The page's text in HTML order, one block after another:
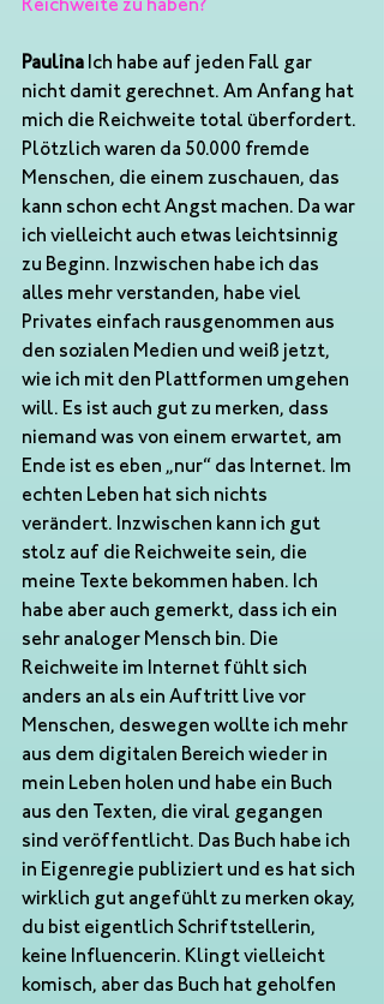
Reichweite zu haben?
Paulina Ich habe auf jeden Fall gar
nicht damit gerechnet. Am Anfang hat
mich die Reichweite total überfordert.
Plötzlich waren da 50.000 fremde
Menschen, die einem zuschauen, das
kann schon echt Angst machen. Da war
ich vielleicht auch etwas leichtsinnig
zu Beginn. Inzwischen habe ich das
alles mehr verstanden, habe viel
Privates einfach rausgenommen aus
den sozialen Medien und weiß jetzt,
wie ich mit den Plattformen umgehen
will. Es ist auch gut zu merken, dass
niemand was von einem erwartet, am
Ende ist es eben „nur“ das Internet. Im
echten Leben hat sich nichts
verändert. Inzwischen kann ich gut
stolz auf die Reichweite sein, die
meine Texte bekommen haben. Ich
habe aber auch gemerkt, dass ich ein
sehr analoger Mensch bin. Die
Reichweite im Internet fühlt sich
anders an als ein Auftritt live vor
Menschen, deswegen wollte ich mehr
aus dem digitalen Bereich wieder in
mein Leben holen und habe ein Buch
aus den Texten, die viral gegangen
sind veröffentlicht. Das Buch habe ich
in Eigenregie publiziert und es hat sich
wirklich gut angefühlt zu merken okay,
du bist eigentlich Schriftstellerin,
keine Influencerin. Klingt vielleicht
komisch, aber das Buch hat geholfen